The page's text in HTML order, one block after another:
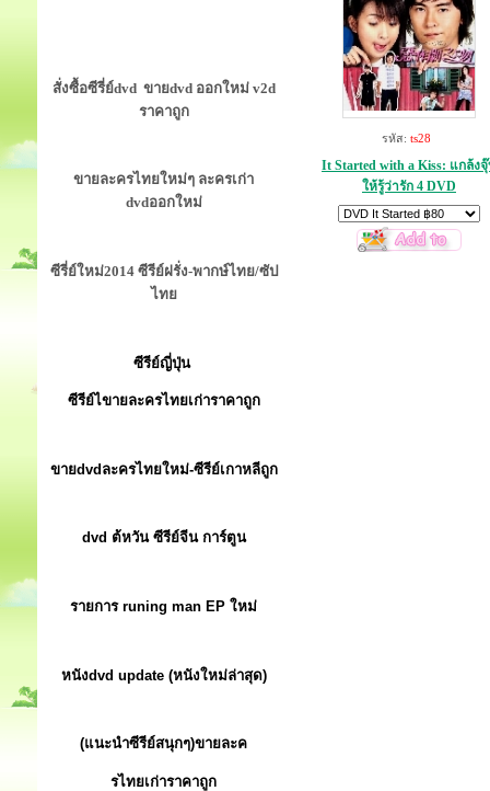
สั่งซื้อซีรี่ย์dvd ขายdvd ออกใหม่ v2d
ราคาถูก
ขายละครไทยใหม่ๆ ละครเก่า
dvdออกใหม่
ซีรี่ย์ใหม่2014 ซีรีย์ฝรั่ง-พากษ์ไทย/ซัป
ไทย
ซีรีย์ญี่ปุ่น
ซีรีย์ไขายละครไทยเก่าราคาถูก
ขายdvdละครไทยใหม่-ซีรีย์เกาหลีถูก
dvd ต้หวัน ซีรีย์จีน การ์ตูน
รายการ runing man EP ใหม่
หนังdvd update (หนังใหม่ล่าสุด)
(แนะนำซีรีย์สนุกๆ)ขายละค
รไทยเก่าราคาถูก
รหัส: ts28
It Started with a Kiss: แกล้ง
ให้รู้ว่ารัก 4 DVD